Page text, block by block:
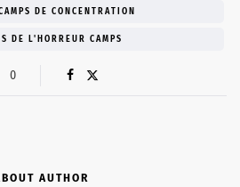
DE CONCENTRATION
DE L'HORREUR CAMPS
0
AUTHOR